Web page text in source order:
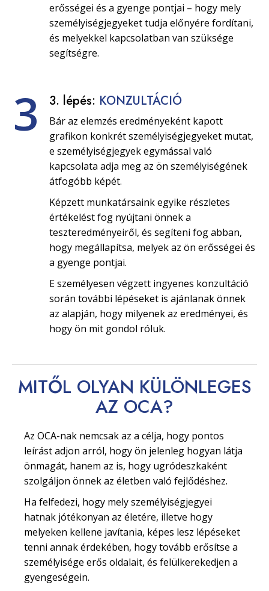
erősségei és a gyenge pontjai – hogy mely
személyiségjegyeket tudja előnyére fordítani,
és melyekkel kapcsolatban van szüksége
segítségre.
3 3. lépés: KONZULTÁCIÓ
Bár az elemzés eredményeként kapott
grafikon konkrét személyiségjegyeket mutat,
e személyiségjegyek egymással való
kapcsolata adja meg az ön személyiségének
átfogóbb képét.
Képzett munkatársaink egyike részletes
értékelést fog nyújtani önnek a
teszteredményeiről, és segíteni fog abban,
hogy megállapítsa, melyek az ön erősségei és
a gyenge pontjai.
E személyesen végzett ingyenes konzultáció
során további lépéseket is ajánlanak önnek
az alapján, hogy milyenek az eredményei, és
hogy ön mit gondol róluk.
MITŐL OLYAN KÜLÖNLEGES
AZ OCA?
Az OCA-nak nemcsak az a célja, hogy pontos
leírást adjon arról, hogy ön jelenleg hogyan látja
önmagát, hanem az is, hogy ugródeszkaként
szolgáljon önnek az életben való fejlődéshez.
Ha felfedezi, hogy mely személyiségjegyei
hatnak jótékonyan az életére, illetve hogy
melyeken kellene javítania, képes lesz lépéseket
tenni annak érdekében, hogy tovább erősítse a
személyisége erős oldalait, és felülkerekedjen a
gyengeségein.